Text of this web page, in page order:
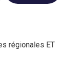
régionales ET